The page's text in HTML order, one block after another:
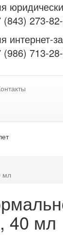
(843) 273-
интернет-
(986) 713-
мл
40 мл